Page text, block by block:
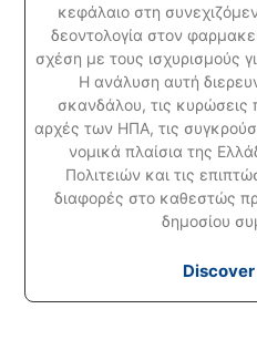
κεφάλαιο στη
δεοντολογία στον
σχέση με τους ισχυρισμούς
Η ανάλυση αυτή
σκανδάλου, τις κυρώσεις
αρχές των ΗΠΑ, τις
νομικά πλαίσια της
Πολιτειών και τις
διαφορές στο καθεστώς
δημοσίου